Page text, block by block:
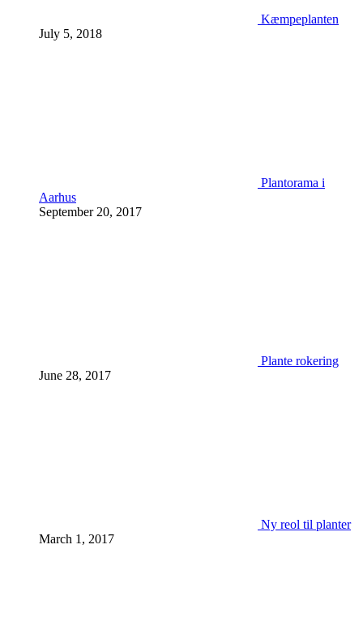
Kæmpeplanten
July 5, 2018
Plantorama i
Aarhus
September 20, 2017
Plante rokering
June 28, 2017
Ny reol til planter
March 1, 2017